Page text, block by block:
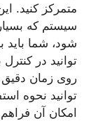
متمرکز کنید.
سیستم که
شود، شما باید
توانید در
روی زمان
توانید نحوه
امکان آن